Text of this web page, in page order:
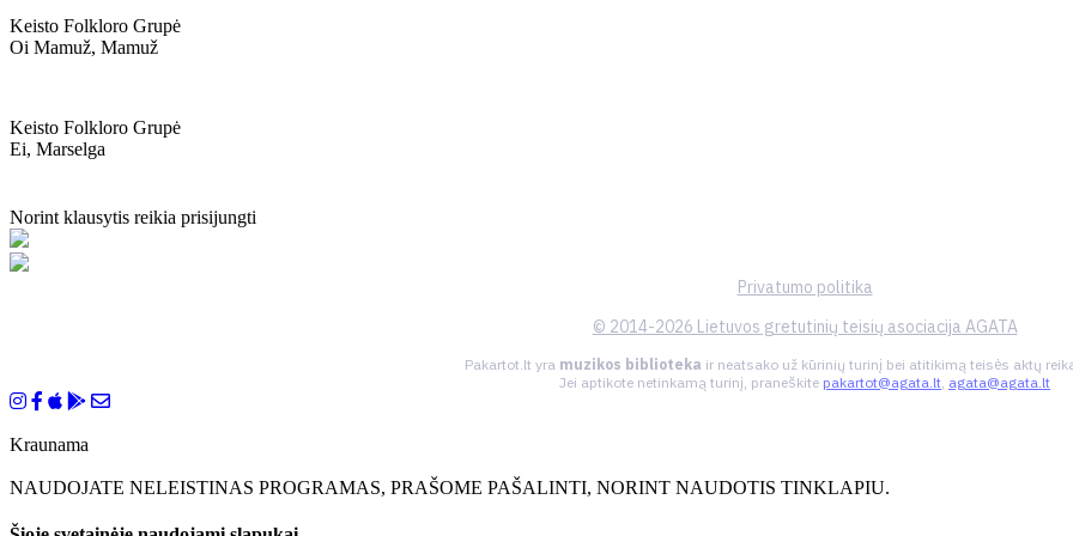
Keisto Folkloro Grupė
Oi Mamuž, Mamuž
Keisto Folkloro Grupė
Ei, Marselga
Norint klausytis reikia prisijungti
Privatumo politika
© 2014-2026 Lietuvos gretutinių teisių asociacija AGATA
Pakartot.lt yra muzikos biblioteka ir neatsako už kūrinių turinį bei atitikimą teisės aktų
Jei aptikote netinkamą turinį, praneškite pakartot@agata.lt, agata@agata.lt
Kraunama
NAUDOJATE NELEISTINAS PROGRAMAS, PRAŠOME PAŠALINTI, NORINT NAUDOTIS TINKLAPIU.